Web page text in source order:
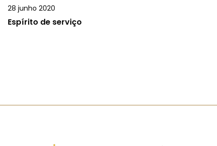
28 junho 2020
Espírito de serviço